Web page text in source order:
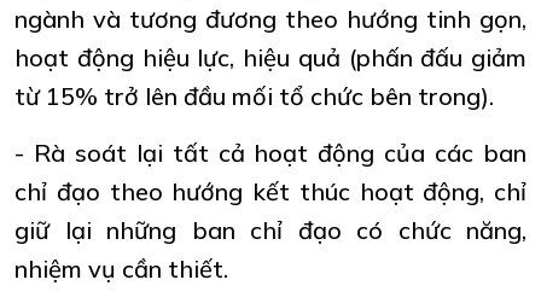
ngành và tương đương theo hướng tinh gọn,
hoạt động hiệu lực, hiệu quả (phấn đấu giảm
từ 15% trở lên đầu mối tổ chức bên trong).
- Rà soát lại tất cả hoạt động của các ban
chỉ đạo theo hướng kết thúc hoạt động, chỉ
giữ lại những ban chỉ đạo có chức năng,
nhiệm vụ cần thiết.